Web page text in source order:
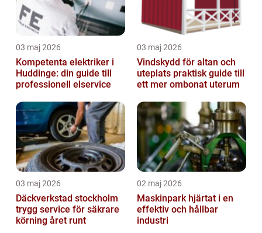
03 maj 2026
Kompetenta elektriker i
Huddinge: din guide till
professionell elservice
03 maj 2026
Vindskydd för altan och
uteplats praktisk guide till
ett mer ombonat uterum
03 maj 2026
Däckverkstad stockholm
trygg service för säkrare
körning året runt
02 maj 2026
Maskinpark hjärtat i en
effektiv och hållbar
industri